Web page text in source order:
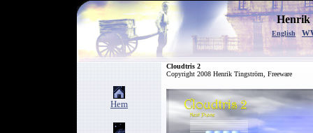
Henrik
English
Hem
Cloudtris 2
Copyright 2008 Henrik Tingström, Freeware